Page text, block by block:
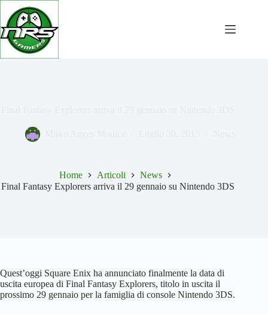
Salta
contenuto
Home Articoli
News
Final Fantasy Explorers arriva il 29 gennaio su Nintendo 3DS
Quest’oggi Square Enix ha annunciato finalmente la data di
uscita europea di Final Fantasy Explorers, titolo in uscita il
prossimo 29 gennaio per la famiglia di console Nintendo 3DS.